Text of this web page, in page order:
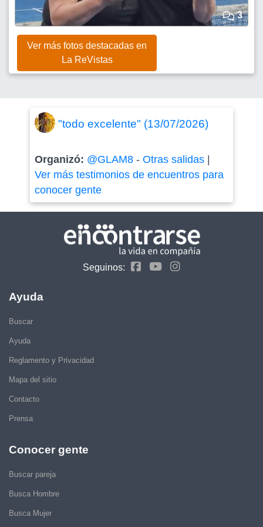
3
Ver más fotos destacadas en
La ReVistas
"todo excelente" (13/07/2026)
Organizó: @GLAM8- Otras salidas|
Ver más testimonios de encuentros para
conocer gente
Seguinos:
Ayuda
Buscar
Ayuda
Reglamento y Privacidad
Mapa del sitio
Contacto
Prensa
Conocer gente
Buscar pareja
Busca Hombre
Busca Mujer